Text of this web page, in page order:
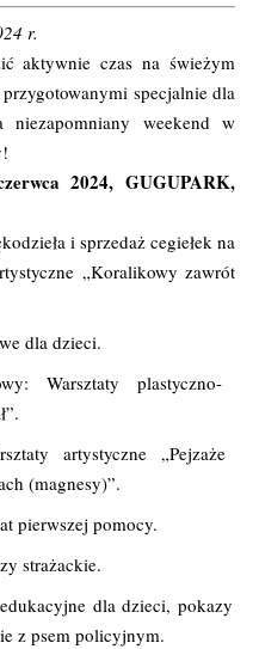
r.
aktywnie czas na świeżym
specjalnie dla
weekend w
2024, GUGUPARK,
i sprzedaż cegiełek na
„Koralikowy zawrót
dla dzieci.
Warsztaty plastyczno-
artystyczne „Pejzaże
(magnesy)”.
pierwszej pomocy.
strażackie.
dla dzieci, pokazy
z psem policyjnym.